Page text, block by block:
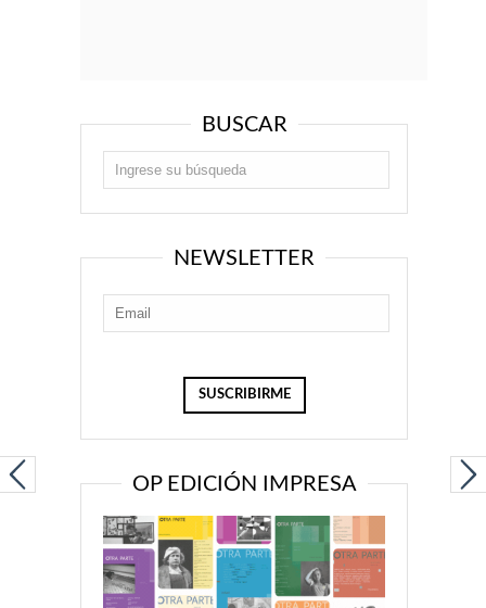
BUSCAR
NEWSLETTER
OP EDICIÓN IMPRESA